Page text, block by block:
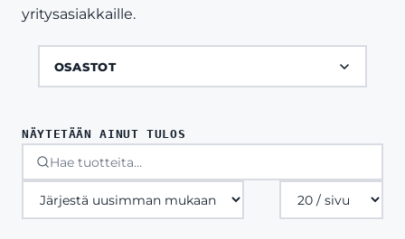
yritysasiakkaille.
OSASTOT
NÄYTETÄÄN AINUT TULOS
Tuotteita
sivulla